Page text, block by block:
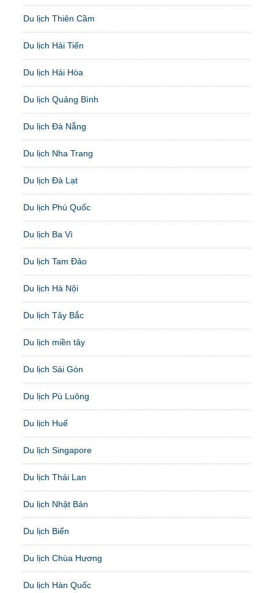
Du lịch Thiên Cầm
Du lịch Hải Tiến
Du lịch Hải Hòa
Du lịch Quảng Bình
Du lịch Đà Nẵng
Du lịch Nha Trang
Du lịch Đà Lạt
Du lịch Phú Quốc
Du lịch Ba Vì
Du lịch Tam Đảo
Du lịch Hà Nội
Du lịch Tây Bắc
Du lịch miền tây
Du lịch Sài Gòn
Du lịch Pù Luông
Du lịch Huế
Du lịch Singapore
Du lịch Thái Lan
Du lịch Nhật Bản
Du lịch Biển
Du lịch Chùa Hương
Du lịch Hàn Quốc